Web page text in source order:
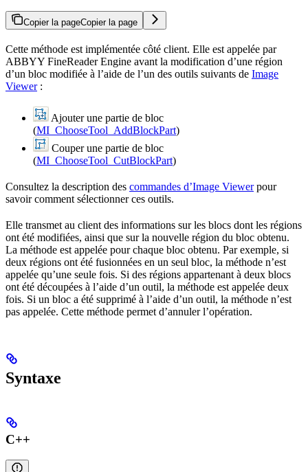
Copier la pageCopier la page
Cette méthode est implémentée côté client. Elle est appelée par
ABBYY FineReader Engine avant la modification d’une région
d’un bloc modifiée à l’aide de l’un des outils suivants de Image
Viewer:
Ajouter une partie de bloc
(MI_ChooseTool_AddBlockPart)
Couper une partie de bloc
(MI_ChooseTool_CutBlockPart)
Consultez la description des commandes d’Image Viewerpour
savoir comment sélectionner ces outils.
Elle transmet au client des informations sur les blocs dont les régions
ont été modifiées, ainsi que sur la nouvelle région du bloc obtenu.
La méthode est appelée pour chaque bloc obtenu. Par exemple, si
deux régions ont été fusionnées en un seul bloc, la méthode n’est
appelée qu’une seule fois. Si des régions appartenant à deux blocs
ont été découpées à l’aide d’un outil, la méthode est appelée deux
fois. Si un bloc a été supprimé à l’aide d’un outil, la méthode n’est
pas appelée. Cette méthode permet d’annuler l’opération.
Syntaxe
C++